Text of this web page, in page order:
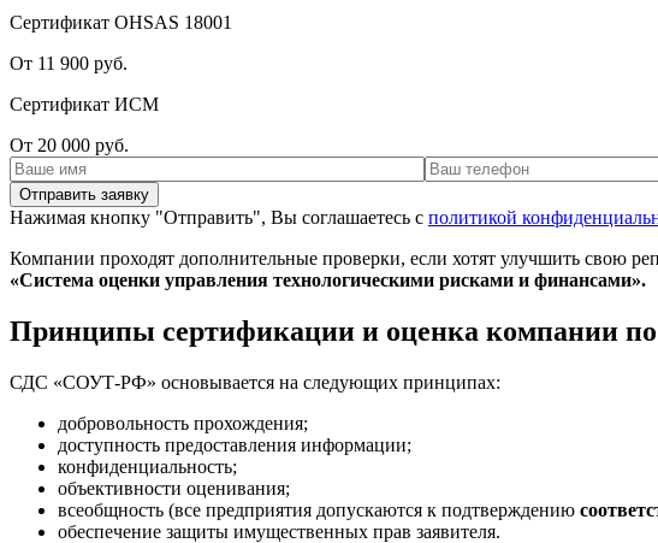
Сертификат OHSAS 18001
От 11 900 руб.
Сертификат ИСМ
От 20 000 руб.
Нажимая кнопку "Отправить", Вы соглашаетесь с политикой
Компании проходят дополнительные проверки, если хотят улучшить свою
«Система оценки управления технологическими рисками и финансами».
Принципы сертификации и оценка компании
СДС «СОУТ-РФ» основывается на следующих принципах:
добровольность прохождения;
доступность предоставления информации;
конфиденциальность;
объективности оценивания;
всеобщность (все предприятия допускаются к подтверждению
обеспечение защиты имущественных прав заявителя.